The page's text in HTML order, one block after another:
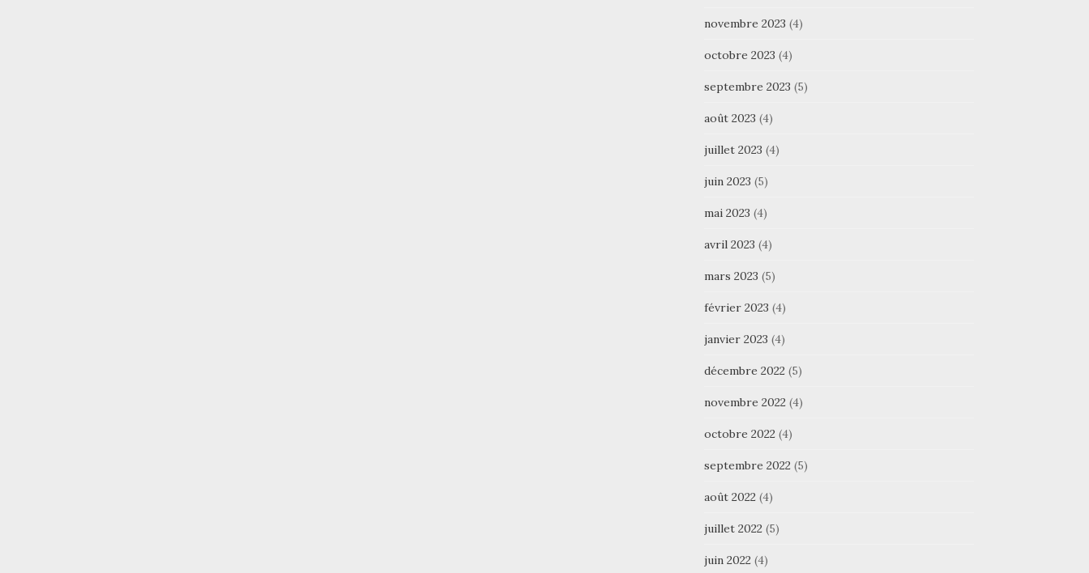
novembre 2023 (4)
octobre 2023 (4)
septembre 2023 (5)
août 2023 (4)
juillet 2023 (4)
juin 2023 (5)
mai 2023 (4)
avril 2023 (4)
mars 2023 (5)
février 2023 (4)
janvier 2023 (4)
décembre 2022 (5)
novembre 2022 (4)
octobre 2022 (4)
septembre 2022 (5)
août 2022 (4)
juillet 2022 (5)
juin 2022 (4)